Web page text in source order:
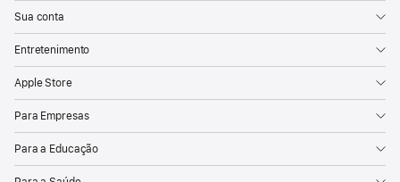
Sua conta
Entretenimento
Apple Store
Para Empresas
Para a Educação